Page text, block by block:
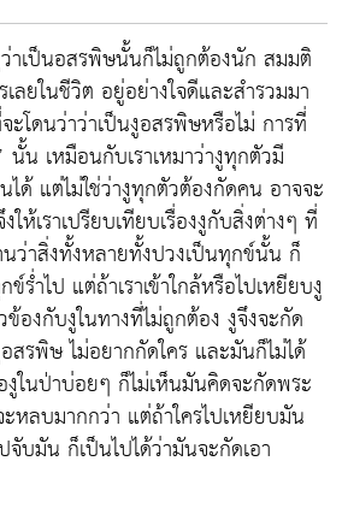
ว่าเป็นอสรพิษนั้นก็ไม่ถูกต้องนัก สมมติ
ลยในชีวิต อยู่อย่างใจดีและสำรวมมา
โดนว่าว่าเป็นงูอสรพิษหรือไม่ การที่
นั้น เหมือนกับเราเหมาว่างูทุกตัวมี
ด้ แต่ไม่ใช่ว่างูทุกตัวต้องกัดคน อาจจะ
ห้เราเปรียบเทียบเรื่องงูกับสิ่งต่างๆ ที่
นว่าสิ่งทั้งหลายทั้งปวงเป็นทุกข์นั้น ก็
ข์ร่ำไป แต่ถ้าเราเข้าใกล้หรือไปเหยียบงู
ข้องกับงูในทางที่ไม่ถูกต้อง งูจึงจะกัด
สรพิษ ไม่อยากกัดใคร และมันก็ไม่ได้
งูในป่าบ่อยๆ ก็ไม่เห็นมันคิดจะกัดพระ
หลบมากกว่า แต่ถ้าใครไปเหยียบมัน
บมัน ก็เป็นไปได้ว่ามันจะกัดเอา